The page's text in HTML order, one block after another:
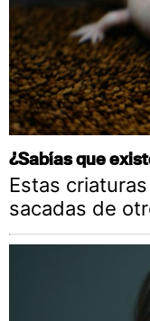
¿Sabías que
Estas
sacadas de